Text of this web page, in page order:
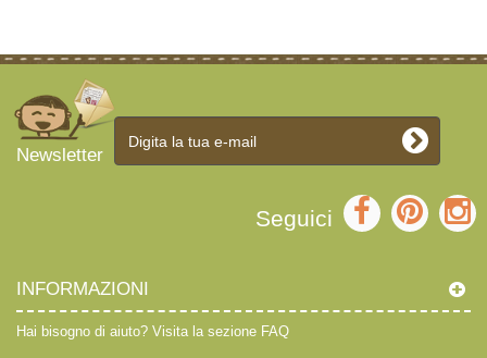
Newsletter
Seguici
INFORMAZIONI
Hai bisogno di aiuto? Visita la sezione FAQ